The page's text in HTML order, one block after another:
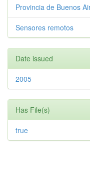
Provincia de Buenos
Sensores remotos
Date issued
2005
Has File(s)
true